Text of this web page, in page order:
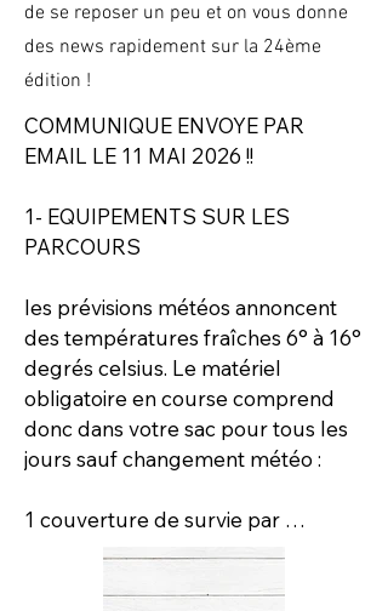
de se reposer un peu et on vous donne
des news rapidement sur la 24ème
édition !
COMMUNIQUE ENVOYE PAR
EMAIL LE 11 MAI 2026 !!
1- EQUIPEMENTS SUR LES
PARCOURS
les prévisions météos annoncent
des températures fraîches 6° à 16°
degrés celsius. Le matériel
obligatoire en course comprend
donc dans votre sac pour tous les
jours sauf changement météo :
1 couverture de survie par